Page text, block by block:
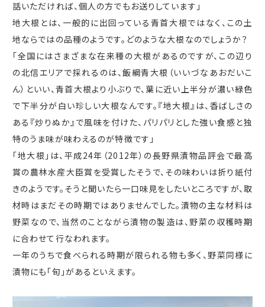
話いただければ、個人の方でもお送りしています」
地大根とは、一般的に出回っている青首大根ではなく、この土
地ならではの品種のようです。どのような大根なのでしょうか？
「全国にはさまざまな在来種の大根があるのですが、この辺り
の北信エリアで採れるのは、飯綱青大根（いいづなあおだいこ
ん）といい、青首大根より小ぶりで、葉に近い上半分が濃い緑色
で下半分が白い珍しい大根なんです。『地大根』は、香ばしさの
ある『炒りぬか』で風味を付けた、パリパリとした強い食感と独
特のうま味が味わえるのが特徴です」
「地大根」は、平成24年（2012年）の長野県漬物品評会で最高
賞の農林水産大臣賞を受賞したそうで、その味わいは折り紙付
きのようです。そうと聞いたら一口味見をしたいところですが、取
材時はまだその時期ではありませんでした。漬物の主な材料は
野菜なので、当然のことながら漬物の製造は、野菜の収穫時期
に合わせて行なわれます。
一年のうちで食べられる時期が限られる物も多く、野菜同様に
漬物にも「旬」があるといえます。